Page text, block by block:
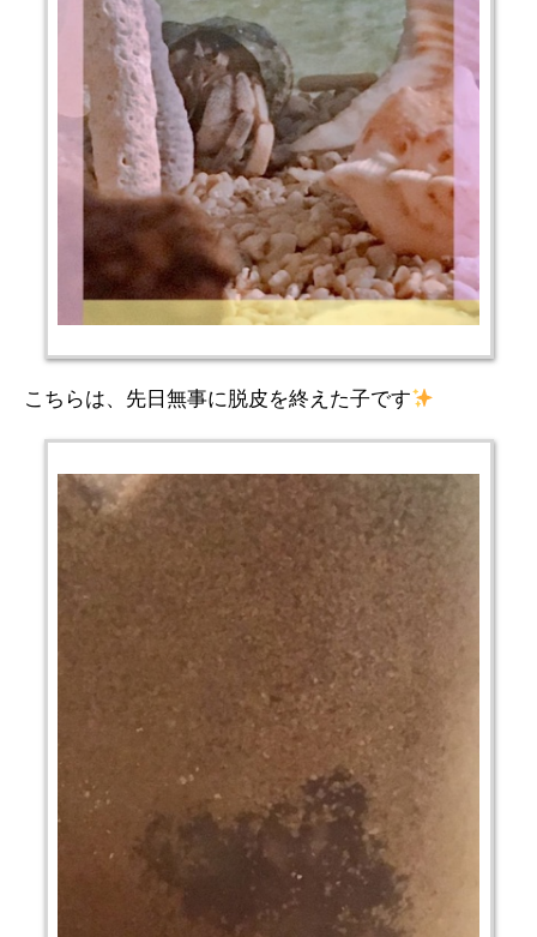
こちらは、先日無事に脱皮を終えた子です